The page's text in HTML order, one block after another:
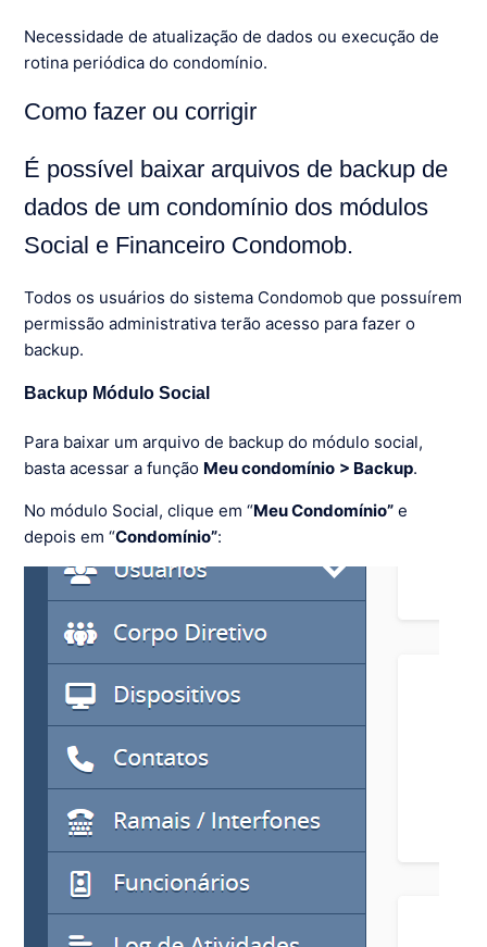
Necessidade de atualização de dados ou execução de
rotina periódica do condomínio.
Como fazer ou corrigir
É possível baixar arquivos de backup de
dados de um condomínio dos módulos
Social e Financeiro Condomob.
Todos os usuários do sistema Condomob que possuírem
permissão administrativa terão acesso para fazer o
backup.
Backup Módulo Social
Para baixar um arquivo de backup do módulo social,
basta acessar a função Meu condomínio > Backup.
No módulo Social, clique em “Meu Condomínio” e
depois em “Condomínio”: